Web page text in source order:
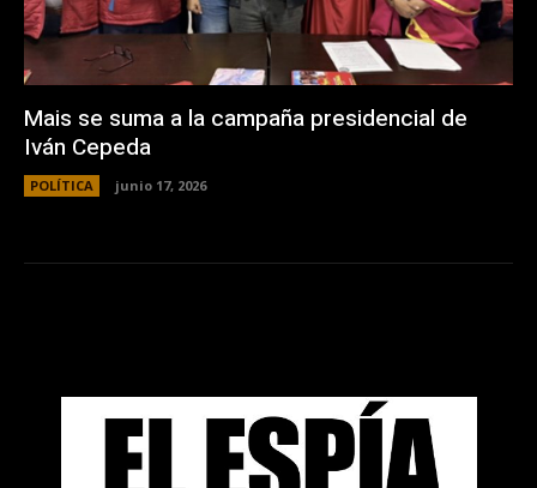
Mais se suma a la campaña presidencial de
Iván Cepeda
POLÍTICA junio 17, 2026